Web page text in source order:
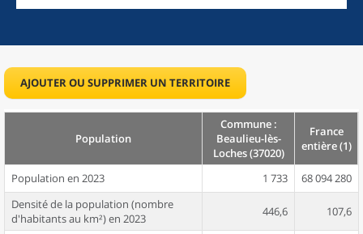
AJOUTER OU SUPPRIMER UN TERRITOIRE
Population
Commune :
Beaulieu-lès-
Loches (37020)
France
entière (1)
Population en 2023 1 733
68 094 280
Densité de la population (nombre
d'habitants au km²) en 2023
446,6 107,6